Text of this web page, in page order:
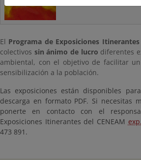
El Programa de Exposiciones Itinerantes
colectivos sin ánimo de lucro diferentes
ambiental, con el objetivo de facilitar
sensibilización a la población.
Las exposiciones están disponibles
descarga en formato PDF. Si necesitas
ponerte en contacto con el
Exposiciones Itinerantes del CENEAM
473 891.